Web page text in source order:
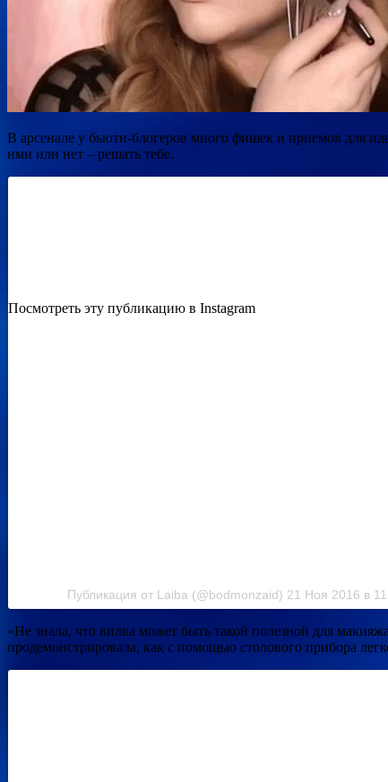
В арсенале у бьюти-блогеров много фишек и приемов для
ими или нет – решать тебе.
Посмотреть эту публикацию в Instagram
Публикация от Laiba (@bodmonzaid) 21 Ноя 2016 в
«Не знала, что вилка может быть такой полезной для
продемонстрировала, как с помощью столового прибора